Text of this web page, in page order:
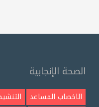
الصحة الإنجابية
الاخصاب المساعد